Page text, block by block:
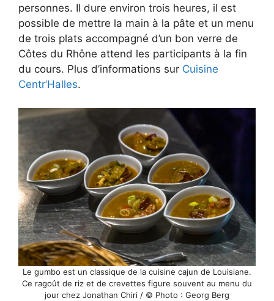
personnes. Il dure environ trois heures, il est
possible de mettre la main à la pâte et un menu
de trois plats accompagné d’un bon verre de
Côtes du Rhône attend les participants à la fin
du cours. Plus d’informations sur Cuisine
Centr’Halles.
Le gumbo est un classique de la cuisine cajun de Louisiane.
Ce ragoût de riz et de crevettes figure souvent au menu du
jour chez Jonathan Chiri / © Photo : Georg Berg